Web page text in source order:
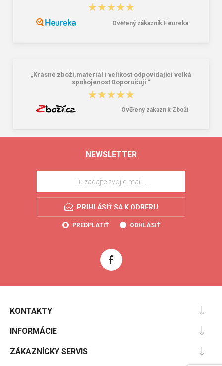
★★★★★
★★★★★
Ověřený zákazník Heureka
„Krásné zboží,materiál i velikost odpovídající velká
spokojenost Doporučuji “
★★★★★
★★★★★
Ověřený zákazník Zboží
NEWSLETTER
PRIHLÁSIŤ SA K ODBERU
PREDPLATIŤ ODHLÁSIŤ
KONTAKTY
INFORMÁCIE
ZÁKAZNÍCKY SERVIS